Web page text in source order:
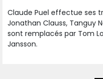
Claude Puel effectue ses
Jonathan Clauss, Tanguy
sont remplacés par Tom
Jansson.